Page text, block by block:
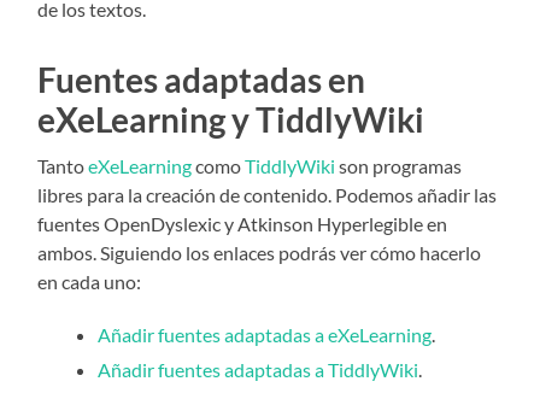
de los textos.
Fuentes adaptadas en
eXeLearning y TiddlyWiki
TantoeXeLearningcomoTiddlyWiki son programas
libres para la creación de contenido. Podemos añadir las
fuentes OpenDyslexic y Atkinson Hyperlegible en
ambos. Siguiendo los enlaces podrás ver cómo hacerlo
en cada uno:
Añadir fuentesadaptadasa eXeLearning.
Añadir fuentesadaptadasa TiddlyWiki.